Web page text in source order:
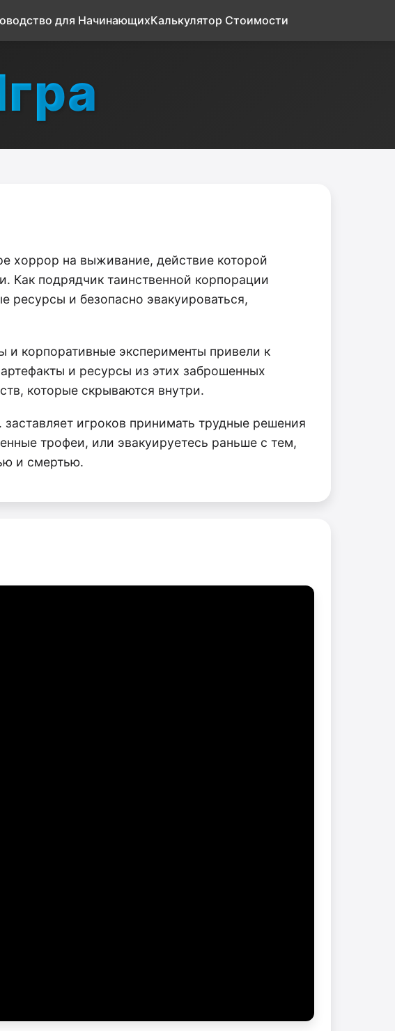
для НачинающихКалькулятор Стоимости
хоррор на выживание, действие которой
Как подрядчик таинственной корпорации
ресурсы и безопасно эвакуироваться,
и корпоративные эксперименты привели к
и ресурсы из этих заброшенных
которые скрываются внутри.
игроков принимать трудные решения
трофеи, или эвакуируетесь раньше с тем,
и смертью.